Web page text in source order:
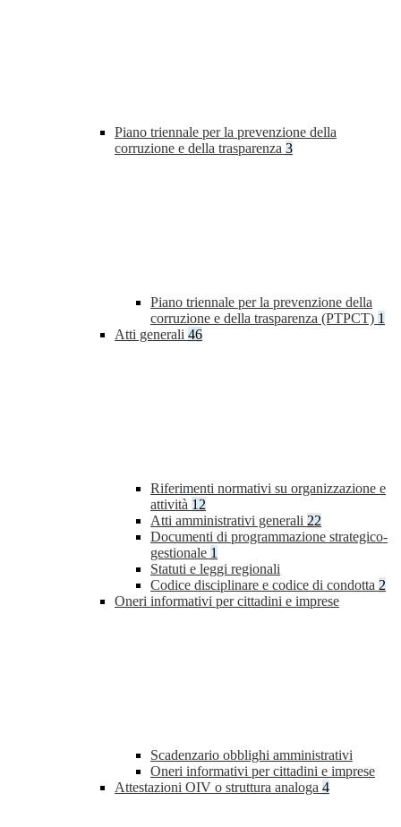
Piano triennale per la prevenzione della
corruzione e della trasparenza 3
Piano triennale per la prevenzione della
corruzione e della trasparenza (PTPCT) 1
Atti generali 46
Riferimenti normativi su organizzazione e
attività 12
Atti amministrativi generali 22
Documenti di programmazione strategico-
gestionale 1
Statuti e leggi regionali
Codice disciplinare e codice di condotta 2
Oneri informativi per cittadini e imprese
Scadenzario obblighi amministrativi
Oneri informativi per cittadini e imprese
Attestazioni OIV o struttura analoga 4